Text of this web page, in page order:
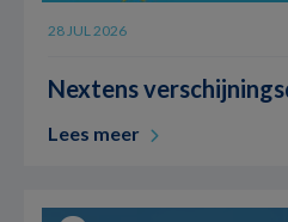
28 JUL 2026
Nextens
Lees meer